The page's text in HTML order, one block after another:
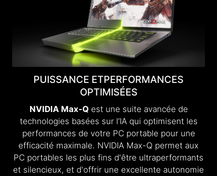
PUISSANCE ETPERFORMANCES
OPTIMISÉES
NVIDIA Max-Qest une suite avancée de
technologies basées sur l’IA qui optimisent les
performances de votre PC portable pour une
efficacité maximale. NVIDIA Max-Q permet aux
PC portables les plus fins d'être ultraperformants
et silencieux, et d'offrir une excellente autonomie